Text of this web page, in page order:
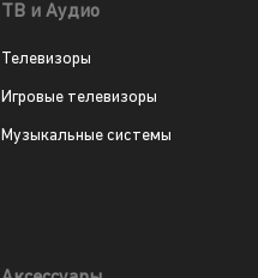
ТВ и Аудио
Телевизоры
Игровые телевизоры
Музыкальные системы